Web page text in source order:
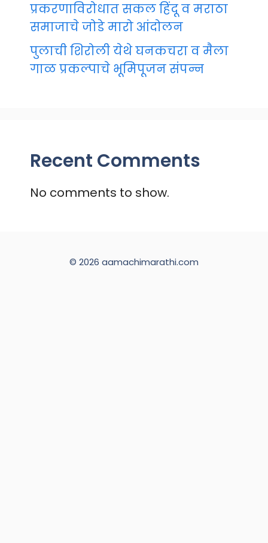
प्रकरणाविरोधात सकल हिंदू व मराठा
समाजाचे जोडे मारो आंदोलन
पुलाची शिरोली येथे घनकचरा व मैला
गाळ प्रकल्पाचे भूमिपूजन संपन्न
Recent Comments
No comments to show.
© 2026 aamachimarathi.com